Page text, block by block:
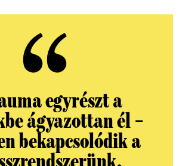
egyrészt a
ágyazottan él –
bekapcsolódik a